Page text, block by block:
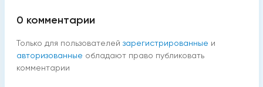
0 комментарии
Только для пользователей зарегистрированные и
авторизованные обладают право публиковать
комментарии